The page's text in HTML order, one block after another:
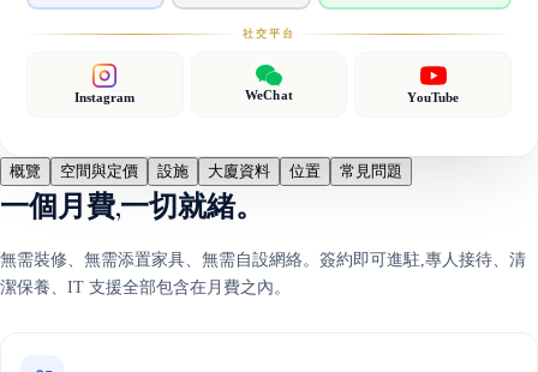
社交平台
Instagram WeChat YouTube
概覽 空間與定價 設施 大廈資料 位置 常見問題
一個月費,一切就緒。
無需裝修、無需添置家具、無需自設網絡。簽約即可進駐,專人接待、清
潔保養、IT 支援全部包含在月費之內。